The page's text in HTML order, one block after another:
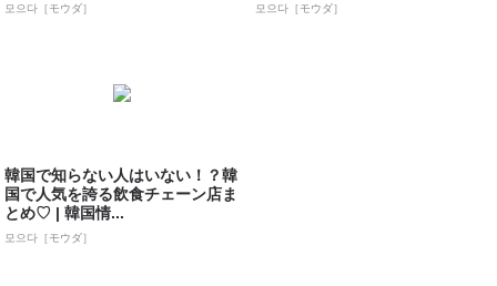
모으다［モウダ］ 모으다［モウダ］
韓国で知らない人はいない！？韓
国で人気を誇る飲食チェーン店ま
とめ♡ | 韓国情...
모으다［モウダ］